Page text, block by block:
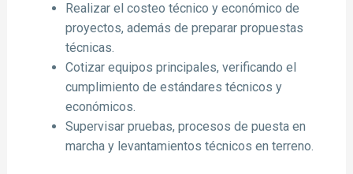
Realizar el costeo técnico y económico de
proyectos, además de preparar propuestas
técnicas.
Cotizar equipos principales, verificando el
cumplimiento de estándares técnicos y
económicos.
Supervisar pruebas, procesos de puesta en
marcha y levantamientos técnicos en terreno.